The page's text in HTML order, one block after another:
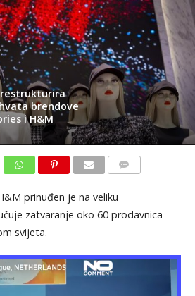
restrukturira
brendove
i H&M
prinuđen je na veliku
zatvaranje oko 60 prodavnica
svijeta.